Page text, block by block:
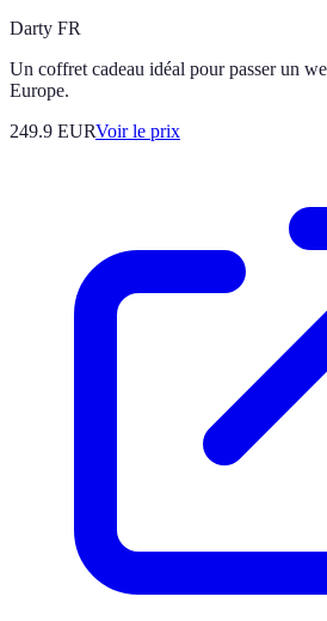
Darty FR
Un coffret cadeau idéal pour passer un
Europe.
249.9 EURVoir le prix